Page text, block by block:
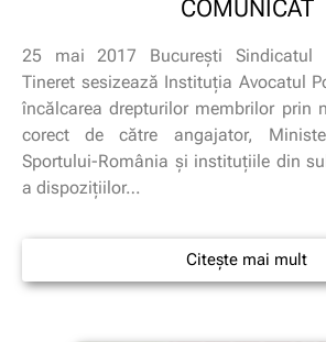
COMUNICAT
25 mai 2017 Bucureşti Sindicatul
Tineret sesizează Instituția Avocatul
încălcarea drepturilor membrilor prin
corect de către angajator,
Sportului-România și instituțiile din
a dispozițiilor…
Citește mai mult